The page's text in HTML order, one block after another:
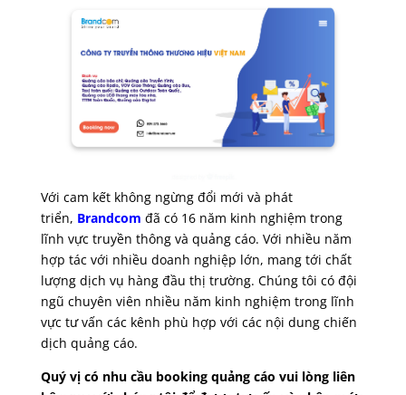
Với cam kết không ngừng đổi mới và phát
triển, Brandcom đã có 16 năm kinh nghiệm trong
lĩnh vực truyền thông và quảng cáo. Với nhiều năm
hợp tác với nhiều doanh nghiệp lớn, mang tới chất
lượng dịch vụ hàng đầu thị trường. Chúng tôi có đội
ngũ chuyên viên nhiều năm kinh nghiệm trong lĩnh
vực tư vấn các kênh phù hợp với các nội dung chiến
dịch quảng cáo.
Quý vị có nhu cầu booking quảng cáo vui lòng liên